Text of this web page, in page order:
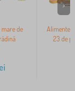
de
Alimente
23 de
>